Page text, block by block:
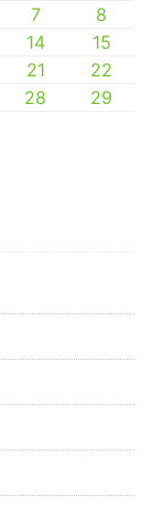
7
8
14
15
21
22
28
29